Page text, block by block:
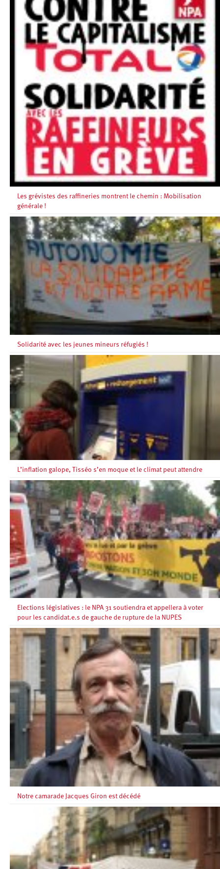
Les grévistes des raffineries montrent le chemin : Mobilisation
générale !
Solidarité avec les jeunes mineurs réfugiés !
L’inflation galope, Tisséo s’en moque et le climat peut attendre
Elections législatives : le NPA 31 soutiendra et appellera à voter
pour les candidat.e.s de gauche de rupture de la NUPES
Notre camarade Jacques Giron est décédé